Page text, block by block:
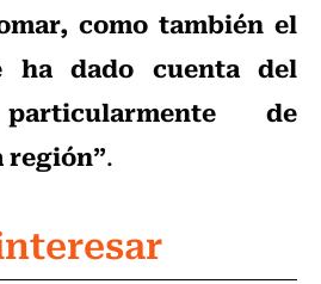
como también el
ha dado cuenta del
de
región”.